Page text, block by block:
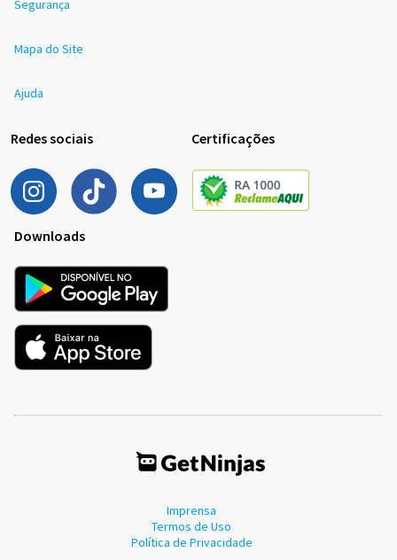
Segurança
Mapa do Site
Ajuda
Redes sociais Certificações
Downloads
Imprensa
Termos de Uso
Política de Privacidade